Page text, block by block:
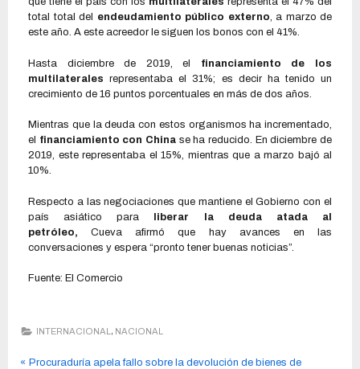
total total del
endeudamiento público externo, a marzo de
este año. A este acreedor le siguen los bonos con el 41%.
Hasta diciembre de 2019, el financiamiento de los
multilaterales representaba el 31%; es decir ha tenido un
crecimiento de 16 puntos porcentuales en más de dos años.
Mientras que la deuda con estos organismos ha incrementado,
el financiamiento con China se ha reducido. En diciembre de
2019, este representaba el 15%, mientras que a marzo bajó al
10%.
Respecto a las negociaciones que mantiene el Gobierno con el
país asiático para
liberar la deuda atada al
petróleo,Cueva afirmó que hay avances en las
conversaciones y espera “pronto tener buenas noticias”.
Fuente: El Comercio
INTERNACIONAL , NACIONAL
Procuraduría apela fallo sobre la devolución de bienes de